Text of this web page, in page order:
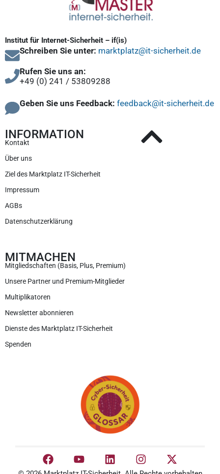
Institut für Internet-Sicherheit – if(is)
Schreiben Sie unter: marktplatz@it-sicherheit.de
Rufen Sie uns an:
+49 (0) 241 / 53809288
Geben Sie uns Feedback: feedback@it-sicherheit.de
INFORMATION
Kontakt
Über uns
Ziel des Marktplatz IT-Sicherheit
Impressum
AGBs
Datenschutzerklärung
MITMACHEN
Mitgliedschaften (Basis, Plus, Premium)
Unsere Partner und Premium-Mitglieder
Multiplikatoren
Newsletter abonnieren
Dienste des Marktplatz IT-Sicherheit
Spenden